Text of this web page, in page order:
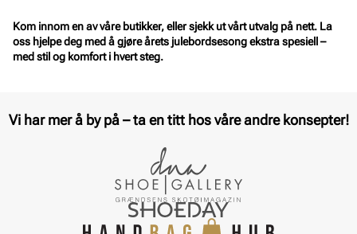
Kom innom en av våre butikker, eller sjekk ut vårt utvalg på nett. La
oss hjelpe deg med å gjøre årets julebordsesong ekstra spesiell –
med stil og komfort i hvert steg.
Vi har mer å by på – ta en titt hos våre andre konsepter!